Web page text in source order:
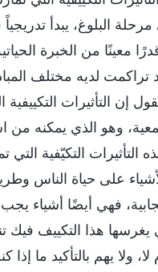
البلوغ، يبدأ تدريجياً
من الخبرة
تراكمت لديه مختلف
إن التأثيرات التكييفية
وهو الذي يمكنه
التكيّفية التي
على حياة الناس
فهي أيضًا أشياء
يغرسها هذا التكييف
لا، ولا يهم بالتأكيد